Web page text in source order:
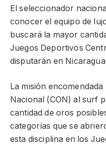
El seleccionador
conocer el equipo de
buscará la mayor
Juegos Deportivos
disputarán en
La misión
Nacional (CON) al surf
cantidad de oros
categorías que se
esta disciplina en los